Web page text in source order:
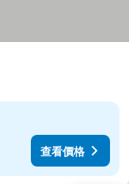
查看價格